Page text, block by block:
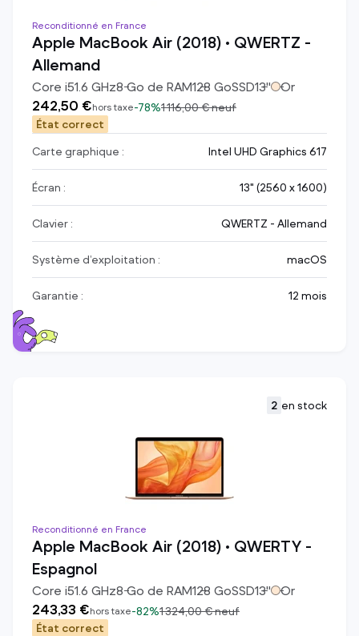
Reconditionné en France
Apple MacBook Air (2018) • QWERTZ -
Allemand
Core i51.6 GHz8Go de RAM128 GoSSD13" Or
242,50 €hors taxe-78%1 116,00 €neuf
État correct
Carte graphique :
Intel UHD Graphics 617
Écran : 13" (2560 x 1600)
Clavier : QWERTZ - Allemand
Système d’exploitation : macOS
Garantie : 12 mois
2 en stock
Reconditionné en France
Apple MacBook Air (2018) • QWERTY -
Espagnol
Core i51.6 GHz8Go de RAM128 GoSSD13" Or
243,33 €hors taxe-82%1 324,00 €neuf
État correct